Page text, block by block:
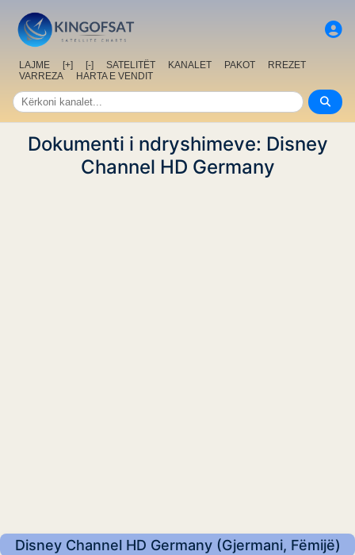
LAJME [+] [-] SATELITËT KANALET PAKOT
RREZET
VARREZA
HARTA E VENDIT
Dokumenti i ndryshimeve: Disney
Channel HD Germany
Disney Channel HD Germany (Gjermani, Fëmijë)